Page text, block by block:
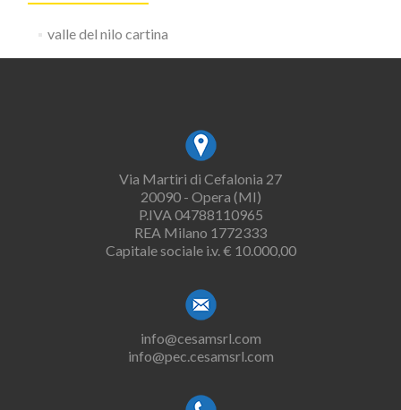
valle del nilo cartina
Via Martiri di Cefalonia 27
20090 - Opera (MI)
P.IVA 04788110965
REA Milano 1772333
Capitale sociale i.v. € 10.000,00
info@cesamsrl.com
info@pec.cesamsrl.com